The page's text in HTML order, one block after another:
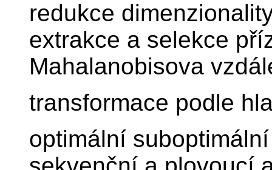
redukce
extrakce a selekce
Mahalanobisova
transformace podle
optimální